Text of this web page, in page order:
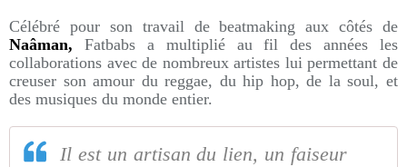
Célébré pour son travail de beatmaking aux côtés de
Naâman, Fatbabs a multiplié au fil des années les
collaborations avec de nombreux artistes lui permettant de
creuser son amour du reggae, du hip hop, de la soul, et
des musiques du monde entier.
Il est un artisan du lien, un faiseur